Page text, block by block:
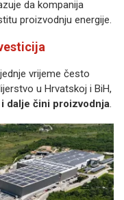
da kompanija
proizvodnju energije.
vrijeme često
u Hrvatskoj i BiH,
dalje čini proizvodnja.